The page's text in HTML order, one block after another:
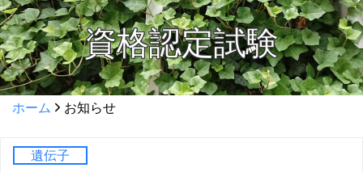
資格認定試験
ホーム お知らせ
遺伝子